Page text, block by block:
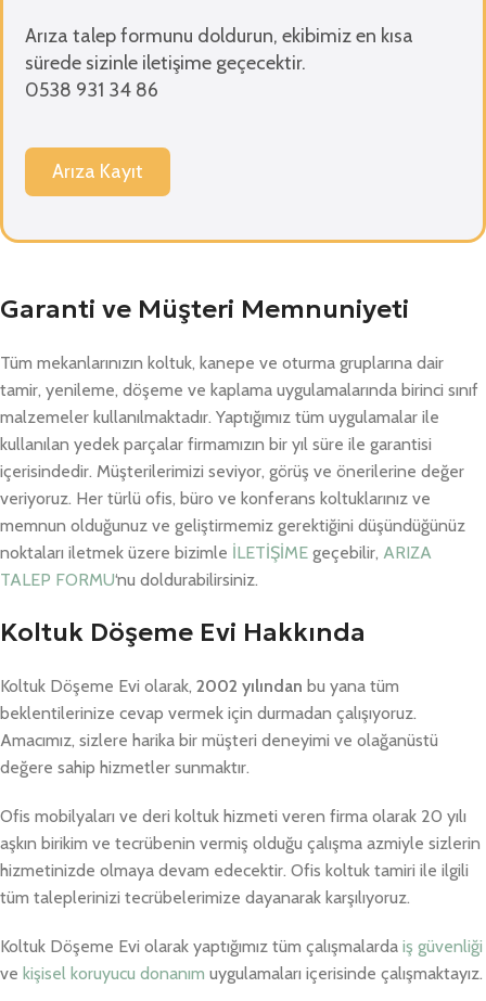
Arıza talep formunu doldurun, ekibimiz en kısa
sürede sizinle iletişime geçecektir.
0538 931 34 86
Arıza Kayıt
Garanti ve Müşteri Memnuniyeti
Tüm mekanlarınızın koltuk, kanepe ve oturma gruplarına dair
tamir, yenileme, döşeme ve kaplama uygulamalarında birinci sınıf
malzemeler kullanılmaktadır. Yaptığımız tüm uygulamalar ile
kullanılan yedek parçalar firmamızın bir yıl süre ile garantisi
içerisindedir. Müşterilerimizi seviyor, görüş ve önerilerine değer
veriyoruz. Her türlü ofis, büro ve konferans koltuklarınız ve
memnun olduğunuz ve geliştirmemiz gerektiğini düşündüğünüz
noktaları iletmek üzere bizimle İLETİŞİME geçebilir, ARIZA
TALEP FORMU‘nu doldurabilirsiniz.
Koltuk Döşeme Evi Hakkında
Koltuk Döşeme Evi olarak, 2002 yılından bu yana tüm
beklentilerinize cevap vermek için durmadan çalışıyoruz.
Amacımız, sizlere harika bir müşteri deneyimi ve olağanüstü
değere sahip hizmetler sunmaktır.
Ofis mobilyaları ve deri koltuk hizmeti veren firma olarak 20 yılı
aşkın birikim ve tecrübenin vermiş olduğu çalışma azmiyle sizlerin
hizmetinizde olmaya devam edecektir. Ofis koltuk tamiri ile ilgili
tüm taleplerinizi tecrübelerimize dayanarak karşılıyoruz.
Koltuk Döşeme Evi olarak yaptığımız tüm çalışmalarda iş güvenliği
ve kişisel koruyucu donanım uygulamaları içerisinde çalışmaktayız.